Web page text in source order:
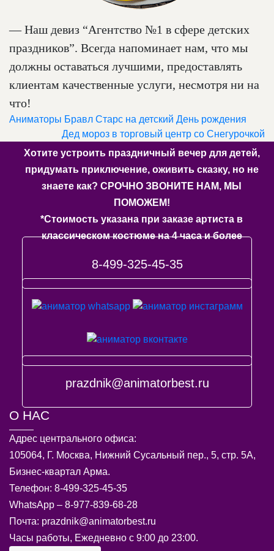
— Наш девиз “Агентство №1 в сфере детских
праздников”. Всегда напоминает нам, что мы
должны оставаться лучшими, предоставлять
клиентам качественные услуги, несмотря ни на
что!
Аниматоры Бравл Старс на детский День рождения
Дед мороз в торговый центр со Снегурочкой
Хотите устроить праздничный вечер для детей,
придумать приключение, оживить сказку, но не
знаете как? СРОЧНО ЗВОНИТЕ НАМ, МЫ
ПОМОЖЕМ!
*Стоимость указана при заказе артиста в
классическом костюме на 4 часа и более
8-499-325-45-35
prazdnik@animatorbest.ru
О НАС
Адрес центрального офиса:
105064, Г. Москва, Нижний Сусальный пер., 5, стр. 5А,
Бизнес-квартал Арма.
Телефон: 8-499-325-45-35
WhatsApp – 8-977-839-68-28
Почта: prazdnik@animatorbest.ru
Часы работы, Ежедневно с 9:00 до 23:00.